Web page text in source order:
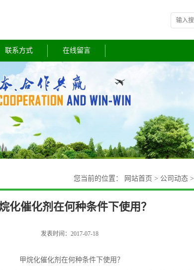
联系方式 在线留言
您当前的位置： 网站首页 > 公司动态 >
化催化剂在何种条件下使用？
发表时间：2017-07-18
甲烷化催化剂在何种条件下使用？